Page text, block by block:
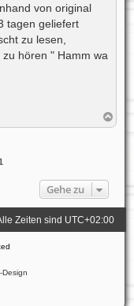
von original
tagen geliefert
zu lesen,
hören " Hamm wa
a
Gehe zu
Zeiten sind UTC+02:00
Design